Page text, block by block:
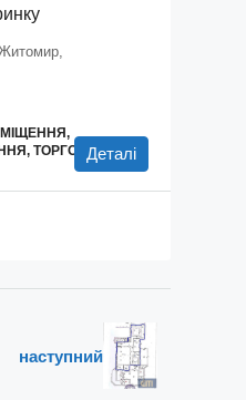
ТОРГОВІ ПЛОЩІ
Деталі
наступний